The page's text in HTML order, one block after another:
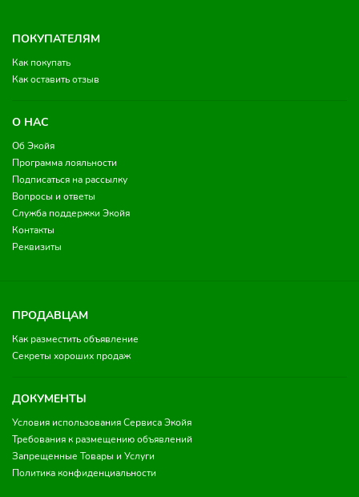
ПОКУПАТЕЛЯМ
Как покупать
Как оставить отзыв
О НАС
Об Экойя
Программа лояльности
Подписаться на рассылку
Вопросы и ответы
Служба поддержки Экойя
Контакты
Реквизиты
ПРОДАВЦАМ
Как разместить объявление
Секреты хороших продаж
ДОКУМЕНТЫ
Условия использования Сервиса Экойя
Требования к размещению объявлений
Запрещенные Товары и Услуги
Политика конфиденциальности